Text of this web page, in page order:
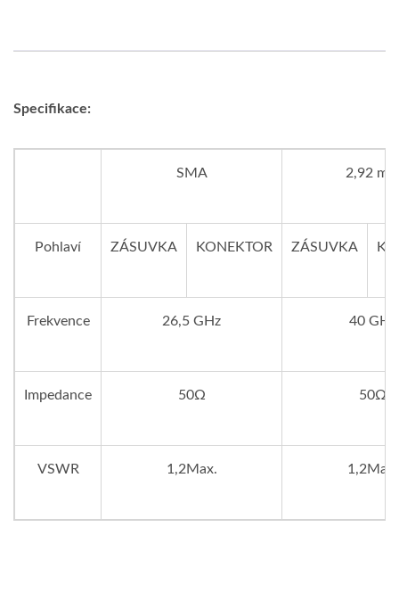
Specifikace:
SMA 2,92 mm
Pohlaví ZÁSUVKA KONEKTOR ZÁSUVKA
Frekvence 26,5 GHz 40 GHz
Impedance 50Ω 50Ω
VSWR 1,2Max. 1,2Max.